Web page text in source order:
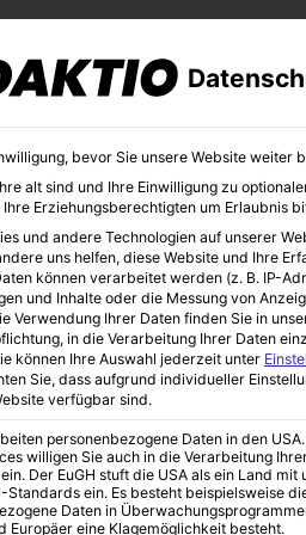
Kunst und
bevor Sie unsere Website weiter
alt sind und Ihre Einwilligung zu
Ihre Erziehungsberechtigten um Erlaubnis
und andere Technologien auf unserer
uns helfen, diese Website und Ihre
können verarbeitet werden (z. B. IP-
und Inhalte oder die Messung von
Verwendung Ihrer Daten finden Sie in
in die Verarbeitung Ihrer Daten
können Ihre Auswahl jederzeit unter
Sie, dass aufgrund individueller
verfügbar sind.
personenbezogene Daten in den
willigen Sie auch in die Verarbeitung
Der EuGH stuft die USA als ein Land
Standards ein. Es besteht beispielsweise
Daten in
Europäer eine Klagemöglichkeit besteht.